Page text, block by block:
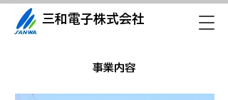
三和電子株式会社
​事業内容